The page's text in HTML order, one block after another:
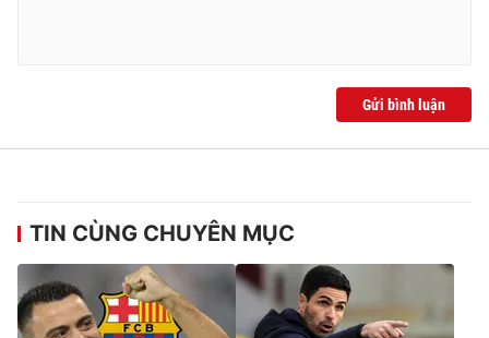
Gửi bình luận
TIN CÙNG CHUYÊN MỤC